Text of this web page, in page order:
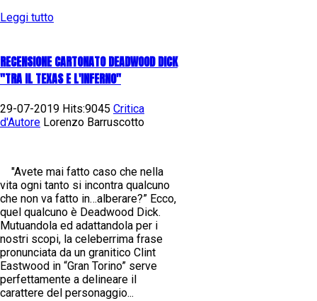
Leggi tutto
RECENSIONE CARTONATO DEADWOOD DICK
"TRA IL TEXAS E L'INFERNO"
29-07-2019 Hits:9045 Critica
d'Autore Lorenzo Barruscotto
"Avete mai fatto caso che nella
vita ogni tanto si incontra qualcuno
che non va fatto in…alberare?” Ecco,
quel qualcuno è Deadwood Dick.
Mutuandola ed adattandola per i
nostri scopi, la celeberrima frase
pronunciata da un granitico Clint
Eastwood in “Gran Torino” serve
perfettamente a delineare il
carattere del personaggio...